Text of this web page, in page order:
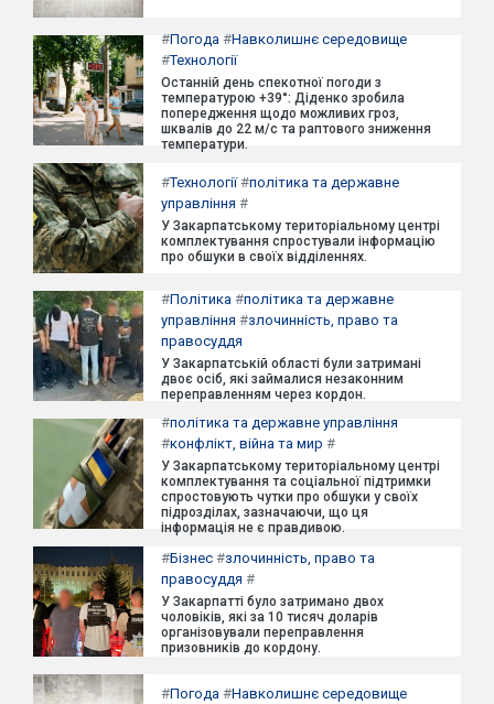
#Погода #Навколишнє середовище
#Технології
Останній день спекотної погоди з
температурою +39°: Діденко зробила
попередження щодо можливих гроз,
шквалів до 22 м/с та раптового зниження
температури.
#Технології#політика та державне
управління #
У Закарпатському територіальному центрі
комплектування спростували інформацію
про обшуки в своїх відділеннях.
#Політика #політика та державне
управління #злочинність, право та
правосуддя
У Закарпатській області були затримані
двоє осіб, які займалися незаконним
переправленням через кордон.
#політика та державне управління
#конфлікт, війна та мир #
У Закарпатському територіальному центрі
комплектування та соціальної підтримки
спростовують чутки про обшуки у своїх
підрозділах, зазначаючи, що ця
інформація не є правдивою.
#Бізнес #злочинність, право та
правосуддя #
У Закарпатті було затримано двох
чоловіків, які за 10 тисяч доларів
організовували переправлення
призовників до кордону.
#Погода #Навколишнє середовище